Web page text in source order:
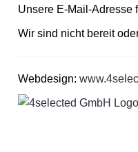
Unsere E-Mail-Adresse
Wir sind nicht bereit
Webdesign: